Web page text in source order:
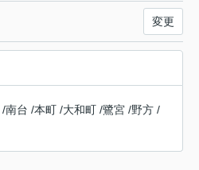
変更
/南台 /本町 /大和町 /鷺宮 /野方 /